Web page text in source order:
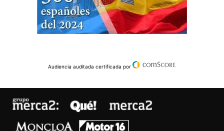
Audiencia auditada certificada por